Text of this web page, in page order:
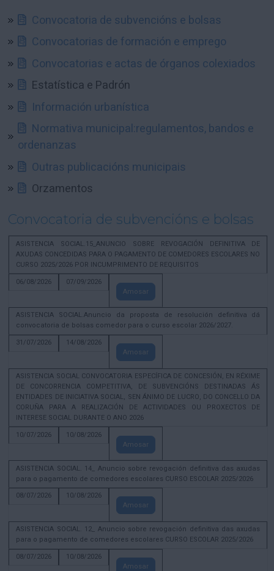
Convocatoria de subvencións e bolsas
Convocatorias de formación e emprego
Convocatorias e actas de órganos colexiados
Estatística e Padrón
Información urbanística
Normativa municipal:regulamentos, bandos e
ordenanzas
Outras publicacións municipais
Orzamentos
Convocatoria de subvencións e bolsas
ASISTENCIA SOCIAL.15_ANUNCIO SOBRE REVOGACIÓN DEFINITIVA DE
AXUDAS CONCEDIDAS PARA O PAGAMENTO DE COMEDORES ESCOLARES NO
CURSO 2025/2026 POR INCUMPRIMENTO DE REQUISITOS
06/08/2026
07/09/2026
Amosar
ASISTENCIA SOCIAL.Anuncio da proposta de resolución definitiva dá
convocatoria de bolsas comedor para o curso escolar 2026/2027.
31/07/2026
14/08/2026
Amosar
ASISTENCIA SOCIAL CONVOCATORIA ESPECÍFICA DE CONCESIÓN, EN RÉXIME
DE CONCORRENCIA COMPETITIVA, DE SUBVENCIÓNS DESTINADAS ÁS
ENTIDADES DE INICIATIVA SOCIAL, SEN ÁNIMO DE LUCRO, DO CONCELLO DA
CORUÑA PARA A REALIZACIÓN DE ACTIVIDADES OU PROXECTOS DE
INTERESE SOCIAL DURANTE O ANO 2026
10/07/2026
10/08/2026
Amosar
ASISTENCIA SOCIAL. 14_ Anuncio sobre revogación definitiva das axudas
para o pagamento de comedores escolares CURSO ESCOLAR 2025/2026
08/07/2026
10/08/2026
Amosar
ASISTENCIA SOCIAL. 12_ Anuncio sobre revogación definitiva das axudas
para o pagamento de comedores escolares CURSO ESCOLAR 2025/2026
08/07/2026
10/08/2026
Amosar